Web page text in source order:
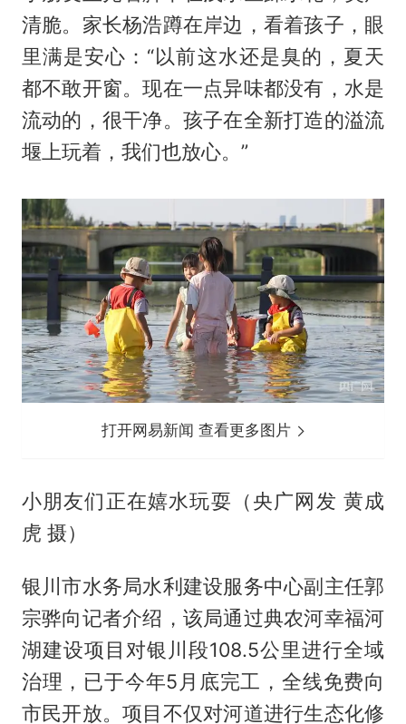
清脆。家长杨浩蹲在岸边，看着孩子，眼
里满是安心：“以前这水还是臭的，夏天
都不敢开窗。现在一点异味都没有，水是
流动的，很干净。孩子在全新打造的溢流
堰上玩着，我们也放心。”
打开网易新闻 查看更多图片
小朋友们正在嬉水玩耍（央广网发 黄成
虎 摄）
银川市水务局水利建设服务中心副主任郭
宗骅向记者介绍，该局通过典农河幸福河
湖建设项目对银川段108.5公里进行全域
治理，已于今年5月底完工，全线免费向
市民开放。项目不仅对河道进行生态化修